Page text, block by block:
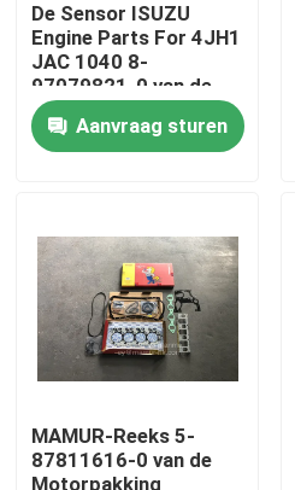
Huis
Ongeveer ons
Fabrieksreis
Kwaliteitscontrole
De Sensor ISUZU
Engine Parts For 4JH1
JAC 1040 8-
97079821-0 van de
brandstoffilter
Aanvraag sturen
MAMUR-Reeks 5-
87811616-0 van de
Motorpakking